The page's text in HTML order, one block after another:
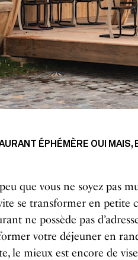
ÉPHÉMÈRE OUI
que vous ne soyez pas
se transformer en petite
ne possède pas
votre déjeuner en
le mieux est encore de